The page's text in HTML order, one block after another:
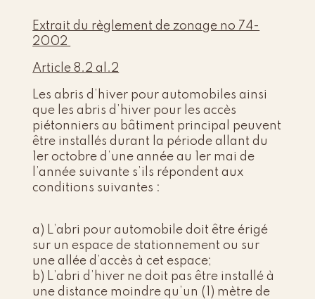
Extrait du règlement de zonage no 74-
2002
Article 8.2 al.2
Les abris d’hiver pour automobiles ainsi
que les abris d’hiver pour les accès
piétonniers au bâtiment principal peuvent
être installés durant la période allant du
1er octobre d’une année au 1er mai de
l’année suivante s’ils répondent aux
conditions suivantes :
a) L’abri pour automobile doit être érigé
sur un espace de stationnement ou sur
une allée d’accès à cet espace;
b) L’abri d’hiver ne doit pas être installé à
une distance moindre qu’un (1) mètre de